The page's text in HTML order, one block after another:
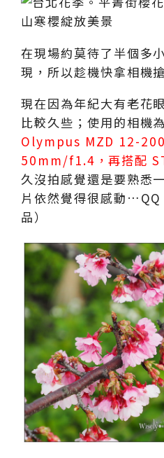
在現場約莫待了半個多
現，所以趁機快拿相機
現在因為年紀大有老花
比較久些；使用的相機為
Olympus MZD 12-
50mm/f1.4，再搭配
久沒拍感覺還是要熟悉
片依然覺得很感動…QQ
品）